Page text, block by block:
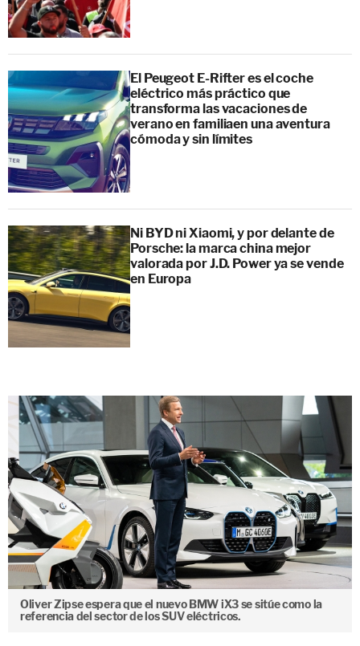
El Peugeot E-Rifter es el coche
eléctrico más práctico que
transforma las vacaciones de
verano en familiaen una aventura
cómoda y sin límites
Ni BYD ni Xiaomi, y por delante de
Porsche: la marca china mejor
valorada por J.D. Power ya se vende
en Europa
Oliver Zipse espera que el nuevo BMW iX3 se sitúe como la
referencia del sector de los SUV eléctricos.